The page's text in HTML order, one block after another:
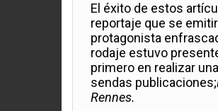
El éxito de estos
reportaje que se
protagonista
rodaje estuvo
primero en realizar
sendas publicaciones;
Rennes.